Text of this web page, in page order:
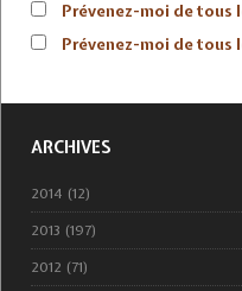
Prévenez-moi de tous
Prévenez-moi de tous
ARCHIVES
2014 (12)
2013 (197)
2012 (71)